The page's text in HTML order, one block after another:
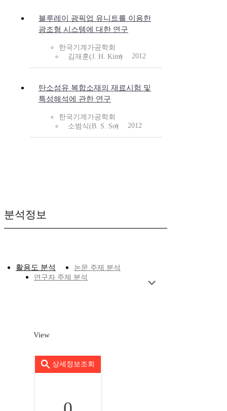
블루레이 광픽업 유니트를 이용한
광조형 시스템에 대한 연구
한국기계가공학회
김재훈(J. H. Kim)
2012
탄소섬유 복합소재의 재료시험 및
특성해석에 관한 연구
한국기계가공학회
소범식(B. S. So)
2012
분석정보
활용도 분석
논문 주제 분석
연구자 주제 분석
View
상세정보조회